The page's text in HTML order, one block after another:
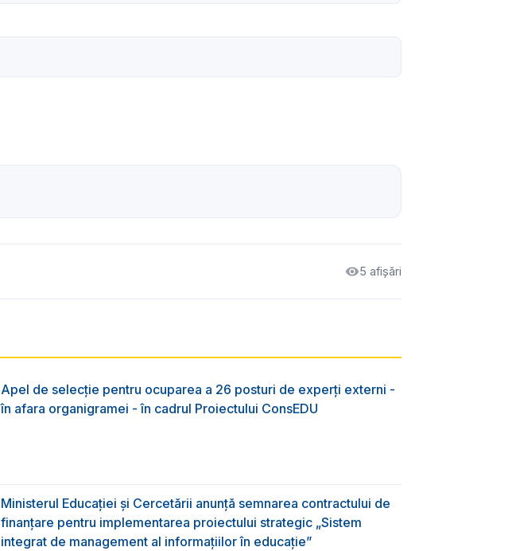
5 afișări
Apel de selecție pentru ocuparea a 26 posturi de experți externi -
în afara organigramei - în cadrul Proiectului ConsEDU
Ministerul Educației și Cercetării anunță semnarea contractului de
finanțare pentru implementarea proiectului strategic „Sistem
integrat de management al informațiilor în educație”